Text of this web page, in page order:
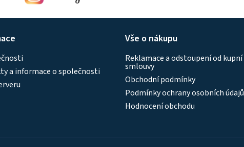
a informace o společnosti
Vše o nákupu
Reklamace a odstoupení od kupní
smlouvy
Obchodní podmínky
Podmínky ochrany osobních údajů
Hodnocení obchodu